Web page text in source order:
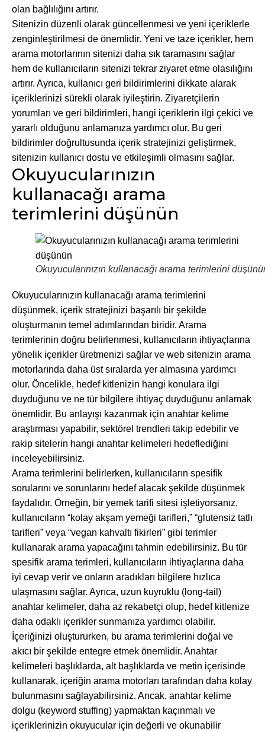
olan bağlılığını artırır.
Sitenizin düzenli olarak güncellenmesi ve yeni içeriklerle
zenginleştirilmesi de önemlidir. Yeni ve taze içerikler, hem
arama motorlarının sitenizi daha sık taramasını sağlar
hem de kullanıcıların sitenizi tekrar ziyaret etme olasılığını
artırır. Ayrıca, kullanıcı geri bildirimlerini dikkate alarak
içeriklerinizi sürekli olarak iyileştirin. Ziyaretçilerin
yorumları ve geri bildirimleri, hangi içeriklerin ilgi çekici ve
yararlı olduğunu anlamanıza yardımcı olur. Bu geri
bildirimler doğrultusunda içerik stratejinizi geliştirmek,
sitenizin kullanıcı dostu ve etkileşimli olmasını sağlar.
Okuyucularınızın
kullanacağı arama
terimlerini düşünün
Okuyucularınızın kullanacağı arama terimlerini
Okuyucularınızın kullanacağı arama terimlerini
düşünmek, içerik stratejinizi başarılı bir şekilde
oluşturmanın temel adımlarından biridir. Arama
terimlerinin doğru belirlenmesi, kullanıcıların ihtiyaçlarına
yönelik içerikler üretmenizi sağlar ve web sitenizin arama
motorlarında daha üst sıralarda yer almasına yardımcı
olur. Öncelikle, hedef kitlenizin hangi konulara ilgi
duyduğunu ve ne tür bilgilere ihtiyaç duyduğunu anlamak
önemlidir. Bu anlayışı kazanmak için anahtar kelime
araştırması yapabilir, sektörel trendleri takip edebilir ve
rakip sitelerin hangi anahtar kelimeleri hedeflediğini
inceleyebilirsiniz.
Arama terimlerini belirlerken, kullanıcıların spesifik
sorularını ve sorunlarını hedef alacak şekilde düşünmek
faydalıdır. Örneğin, bir yemek tarifi sitesi işletiyorsanız,
kullanıcıların “kolay akşam yemeği tarifleri,” “glutensiz tatlı
tarifleri” veya “vegan kahvaltı fikirleri” gibi terimler
kullanarak arama yapacağını tahmin edebilirsiniz. Bu tür
spesifik arama terimleri, kullanıcıların ihtiyaçlarına daha
iyi cevap verir ve onların aradıkları bilgilere hızlıca
ulaşmasını sağlar. Ayrıca, uzun kuyruklu (long-tail)
anahtar kelimeler, daha az rekabetçi olup, hedef kitlenize
daha odaklı içerikler sunmanıza yardımcı olabilir.
İçeriğinizi oluştururken, bu arama terimlerini doğal ve
akıcı bir şekilde entegre etmek önemlidir. Anahtar
kelimeleri başlıklarda, alt başlıklarda ve metin içerisinde
kullanarak, içeriğin arama motorları tarafından daha kolay
bulunmasını sağlayabilirsiniz. Ancak, anahtar kelime
dolgu (keyword stuffing) yapmaktan kaçınmalı ve
içeriklerinizin okuyucular için değerli ve okunabilir